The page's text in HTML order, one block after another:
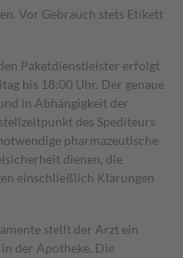
Vor Gebrauch stets Etikett
Paketdienstleister erfolgt
bis 18:00 Uhr. Der genaue
in Abhängigkeit der
des Spediteurs
pharmazeutische
dienen, die
einschließlich Klärungen
stellt der Arzt ein
der Apotheke. Die